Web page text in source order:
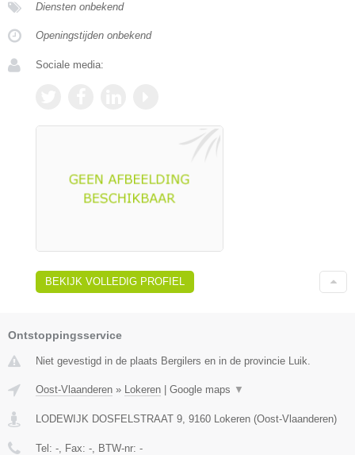
Diensten onbekend
Openingstijden onbekend
Sociale media:
BEKIJK VOLLEDIG PROFIEL
Ontstoppingsservice
Niet gevestigd in de plaats Bergilers en in de provincie Luik.
Oost-Vlaanderen » Lokeren Google maps ▼
LODEWIJK DOSFELSTRAAT 9 9160 Lokeren (Oost-Vlaanderen)
Tel: - , Fax: - , BTW-nr: -